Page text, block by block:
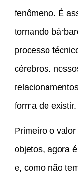
fenômeno. É
tornando
processo
cérebros,
forma de existir.
Primeiro o
objetos, agora
e, como não